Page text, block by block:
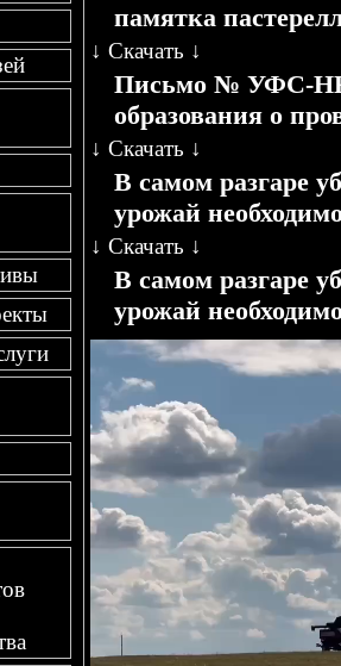
памятка
↓ Скачать ↓
Письмо № УФС-НК-
образования о
↓ Скачать ↓
В самом разгаре
урожай
↓ Скачать ↓
В самом разгаре
урожай